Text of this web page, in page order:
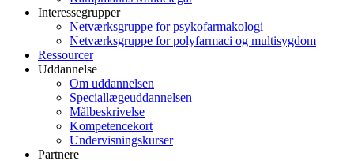
Interessegrupper
Netværksgruppe for psykofarmakologi
Netværksgruppe for polyfarmaci og multisygdom
Ressourcer
Uddannelse
Om uddannelsen
Speciallægeuddannelsen
Målbeskrivelse
Kompetencekort
Undervisningskurser
Partnere